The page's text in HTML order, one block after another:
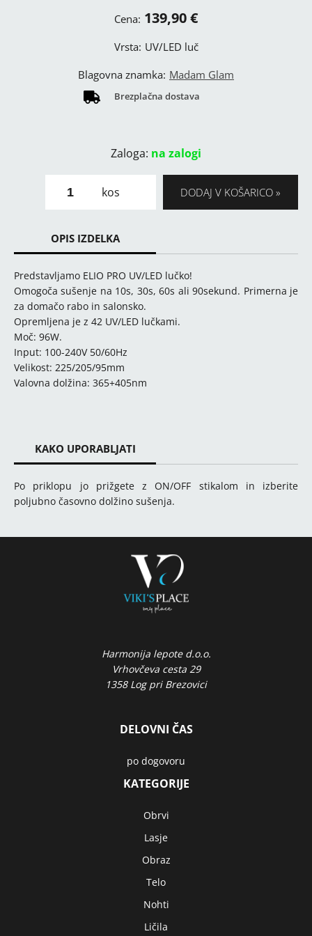
Cena: 139,90 €
Vrsta: UV/LED luč
Blagovna znamka: Madam Glam
Brezplačna dostava
Zaloga: na zalogi
DODAJ V KOŠARICO
kos
OPIS IZDELKA
Predstavljamo ELIO PRO UV/LED lučko!
Omogoča sušenje na 10s, 30s, 60s ali 90sekund. Primerna je
za domačo rabo in salonsko.
Opremljena je z 42 UV/LED lučkami.
Moč: 96W.
Input: 100-240V 50/60Hz
Velikost: 225/205/95mm
Valovna dolžina: 365+405nm
KAKO UPORABLJATI
Po priklopu jo prižgete z ON/OFF stikalom in izberite
poljubno časovno dolžino sušenja.
Harmonija lepote d.o.o.
Vrhovčeva cesta 29
1358 Log pri Brezovici
DELOVNI ČAS
po dogovoru
KATEGORIJE
Obrvi
Lasje
Obraz
Telo
Nohti
Ličila